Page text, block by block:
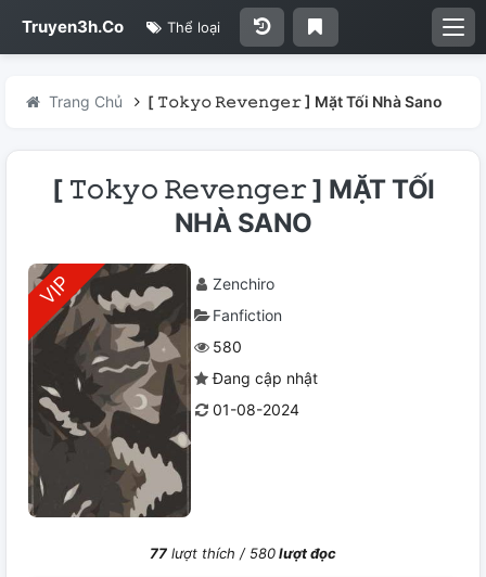
Truyen3h.Co Thể loại
Trang Chủ [ 𝚃𝚘𝚔𝚢𝚘 𝚁𝚎𝚟𝚎𝚗𝚐𝚎𝚛 ] Mặt Tối Nhà Sano
[ 𝚃𝚘𝚔𝚢𝚘 𝚁𝚎𝚟𝚎𝚗𝚐𝚎𝚛 ] MẶT TỐI
NHÀ SANO
Zenchiro
Fanfiction
580
Đang cập nhật
01-08-2024
77 lượt thích /580lượt đọc